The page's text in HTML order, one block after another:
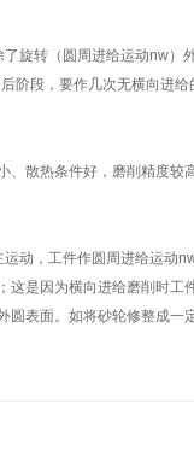
转（圆周进给运动nw）
阶段，要作几次无横向进
散热条件好，磨削精度较
，工件作圆周进给运动
这是因为横向进给磨削时
表面。如将砂轮修整成一